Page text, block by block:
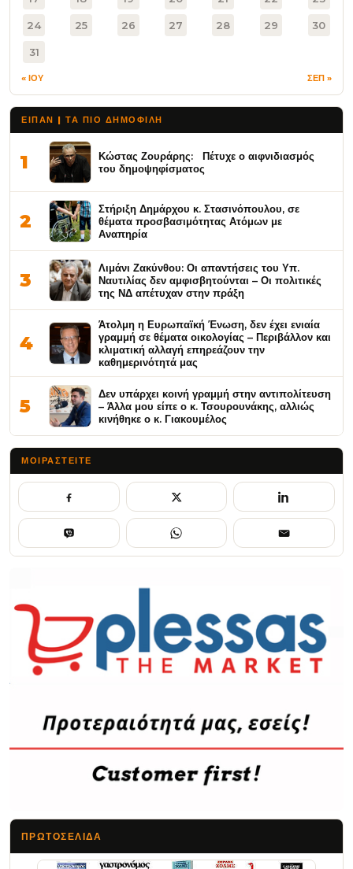
24 25 26 27 28 29 30
31
« ΙΟΥ ΣΕΠ »
ΕΙΠΑΝ | ΤΑ ΠΙΟ ΔΗΜΟΦΙΛΉ
1
Κώστας Ζουράρης: Πέτυχε ο αιφνιδιασμός
του δημοψηφίσματος
2
Στήριξη Δημάρχου κ. Στασινόπουλου, σε
θέματα προσβασιμότητας Ατόμων με
Αναπηρία
3
Λιμάνι Ζακύνθου: Οι απαντήσεις του Υπ.
Ναυτιλίας δεν αμφισβητούνται – Οι πολιτικές
της ΝΔ απέτυχαν στην πράξη
4
Άτολμη η Ευρωπαϊκή Ένωση, δεν έχει ενιαία
γραμμή σε θέματα οικολογίας – Περιβάλλον και
κλιματική αλλαγή επηρεάζουν την
καθημερινότητά μας
5
Δεν υπάρχει κοινή γραμμή στην αντιπολίτευση
– Άλλα μου είπε ο κ. Τσουρουνάκης, αλλιώς
κινήθηκε ο κ. Γιακουμέλος
ΜΟΙΡΑΣΤΕΊΤΕ
ΠΡΩΤΟΣΈΛΙΔΑ